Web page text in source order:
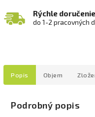
Rýchle doručenie
do 1-2 pracovných
Popis Objem
Podrobný popis